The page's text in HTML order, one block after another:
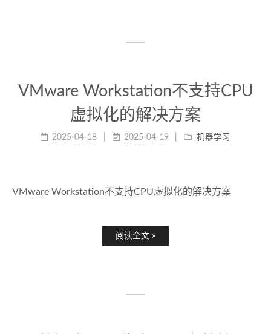
VMware Workstation不支持CPU
虚拟化的解决方案
2025-04-18 2025-04-19 机器学习
VMware Workstation不支持CPU虚拟化的解决方案
阅读全文 »